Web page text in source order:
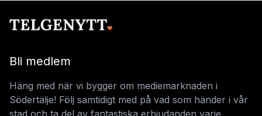
Bli medlem
Häng med när vi bygger om mediemarknaden i
Södertälje! Följ samtidigt med på vad som händer i vår